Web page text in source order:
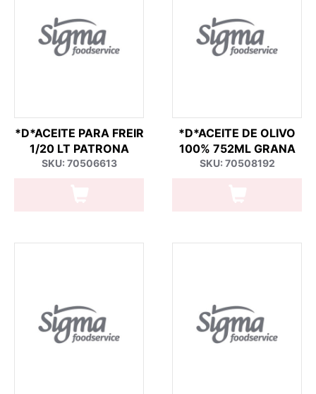
*D*ACEITE PARA FREIR
1/20 LT PATRONA
SKU: 70506613
*D*ACEITE DE OLIVO
100% 752ML GRANA
SKU: 70508192